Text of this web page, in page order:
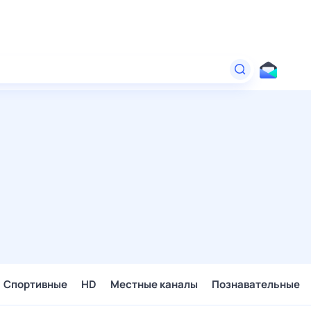
Спортивные HD Местные каналы Познавательные